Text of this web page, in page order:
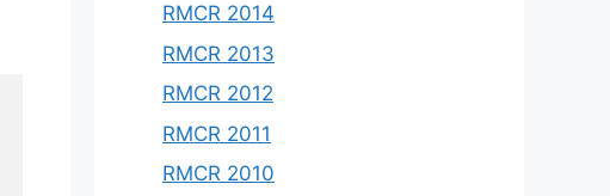
RMCR 2014
RMCR 2013
RMCR 2012
RMCR 2011
RMCR 2010